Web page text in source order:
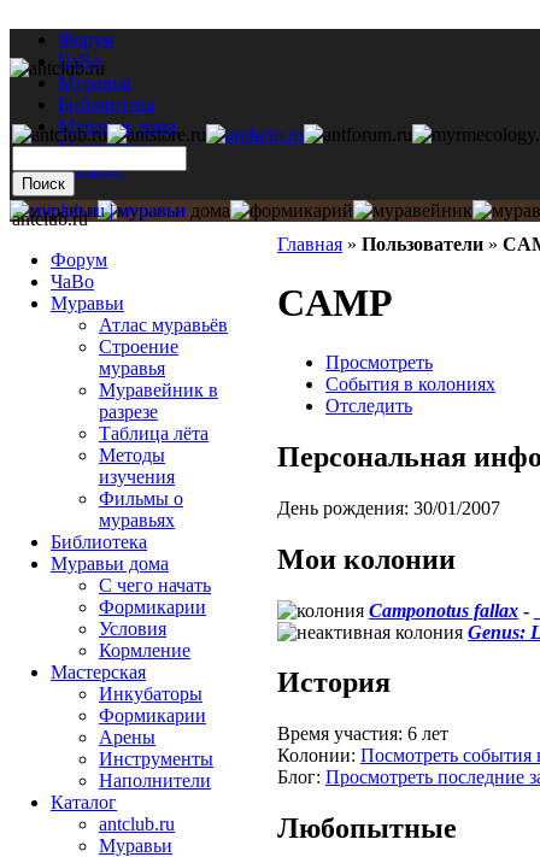
Форум
ЧаВо
Муравьи
Библиотека
Муравьи дома
Мастерская
Каталог
Главная » Пользователи »
CAMP
Просмотреть
События в колониях
Отследить
Персональная
День рождения: 30/01/2007
Мои колонии
Camponotus fallax -
Genus:
История
Время участия: 6 лет
Колонии: Посмотреть события
Блог: Просмотреть последние
Любопытные
antclub.ru
Форум
ЧаВо
Муравьи
Атлас муравьёв
Строение
муравья
Муравейник в
разрезе
Таблица лёта
Методы
изучения
Фильмы о
муравьях
Библиотека
Муравьи дома
С чего начать
Формикарии
Условия
Кормление
Мастерская
Инкубаторы
Формикарии
Арены
Инструменты
Наполнители
Каталог
antclub.ru
Муравьи